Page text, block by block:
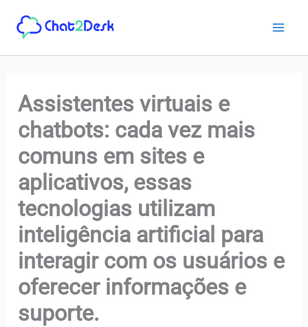
para
Assistentes virtuais e
chatbots: cada vez mais
comuns em sites e
aplicativos, essas
tecnologias utilizam
inteligência artificial para
interagir com os usuários e
oferecer informações e
suporte.